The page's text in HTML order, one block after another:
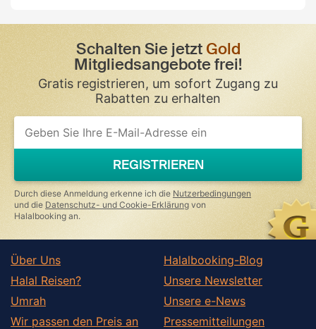
Schalten Sie jetzt Gold
Mitgliedsangebote frei!
Gratis registrieren, um sofort Zugang zu
Rabatten zu erhalten
If
you
ignore
this
field
REGISTRIEREN
Durch diese Anmeldung erkenne ich die Nutzerbedingungen
und die Datenschutz- und Cookie-Erklärung von
Halalbooking an.
Über Uns
Halal Reisen?
Umrah
Wir passen den Preis an
Halalbooking-Blog
Unsere Newsletter
Unsere e-News
Pressemitteilungen